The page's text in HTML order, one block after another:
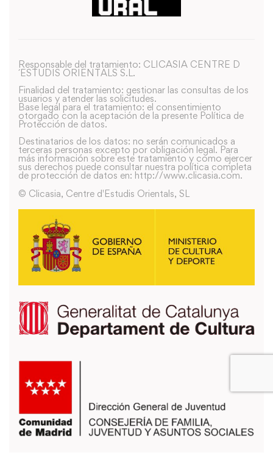
Responsable del tratamiento: CLICASIA CENTRE D
´ESTUDIS ORIENTALS S.L.
Finalidad del tratamiento: gestionar las consultas de los
usuarios y atender las solicitudes.
Base legal para el tratamiento: el consentimiento
otorgado con la aceptación de la presente Política de
Protección de datos.
Destinatarios de los datos: no serán comunicados a
terceras personas excepto por obligación legal. Para
más información sobre este tratamiento y como ejercer
sus derechos puede consultar nuestra política completa
de protección de datos en: http://www.clicasia.com.
© Clicasia, Centre d'Estudis Orientals, SL